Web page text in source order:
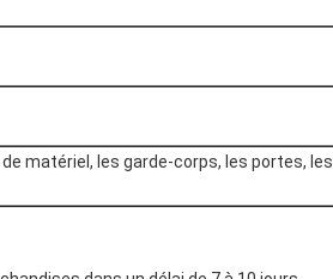
matériel, les garde-corps, les portes, les